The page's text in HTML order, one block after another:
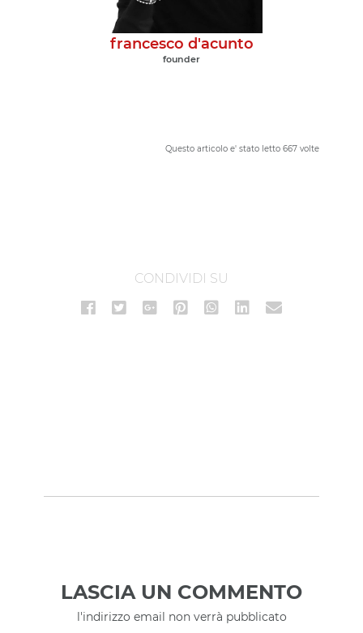
francesco d'acunto
founder
Questo articolo e' stato letto 667 volte
CONDIVIDI SU
LASCIA UN COMMENTO
l'indirizzo email non verrà pubblicato